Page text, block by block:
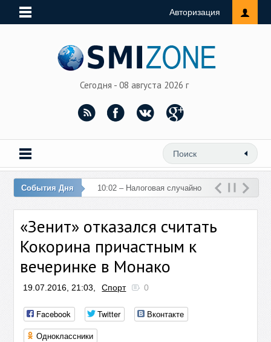
Авторизация
Сегодня - 08 августа 2026 г
События Дня 10:02 – Налоговая случайно
на счет женщины
«Зенит» отказался считать
Кокорина причастным к
вечеринке в Монако
19.07.2016, 21:03, Спорт 0
Facebook Twitter
Вконтакте
Одноклассники